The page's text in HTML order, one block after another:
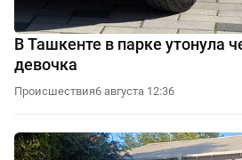
В Ташкенте в парке утонула
девочка
Происшествия6 августа 12:36